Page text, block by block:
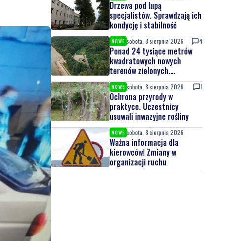
Drzewa pod lupą
specjalistów. Sprawdzają ich
kondycję i stabilność
NOWE sobota, 8 sierpnia 2026 4
Ponad 24 tysiące metrów
kwadratowych nowych
terenów zielonych.
Powstanie nowa przestrzeń
do wypoczynku
NOWE sobota, 8 sierpnia 2026 1
Ochrona przyrody w
praktyce. Uczestnicy
usuwali inwazyjne rośliny
NOWE sobota, 8 sierpnia 2026
Ważna informacja dla
kierowców! Zmiany w
organizacji ruchu